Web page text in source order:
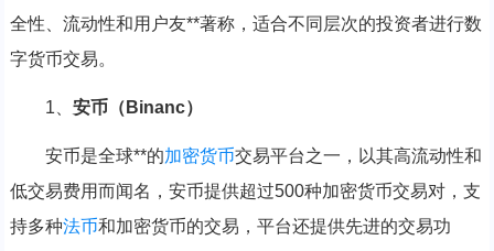
全性、流动性和用户友**著称，适合不同层次的投资者进行数
字货币交易。
1、 安币（Binanc）
安币是全球**的加密货币交易平台之一，以其高流动性和
低交易费用而闻名，安币提供超过500种加密货币交易对，支
持多种法币和加密货币的交易，平台还提供先进的交易功